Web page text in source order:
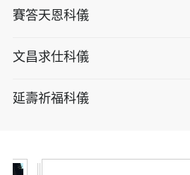
賽答天恩科儀
文昌求仕科儀
延壽祈福科儀